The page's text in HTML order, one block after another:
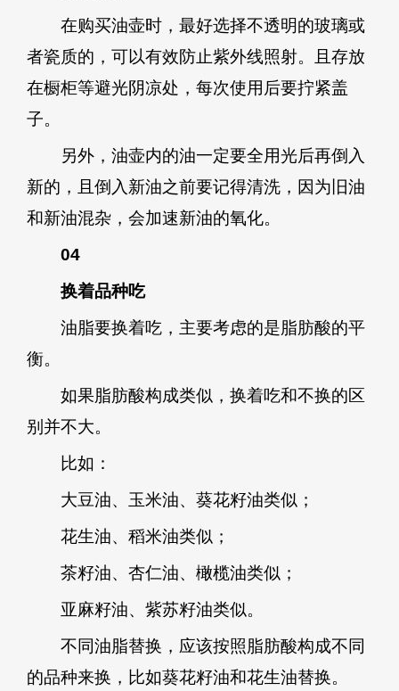
在购买油壶时，最好选择不透明的玻璃或
者瓷质的，可以有效防止紫外线照射。且存放
在橱柜等避光阴凉处，每次使用后要拧紧盖
子。
另外，油壶内的油一定要全用光后再倒入
新的，且倒入新油之前要记得清洗，因为旧油
和新油混杂，会加速新油的氧化。
04
换着品种吃
油脂要换着吃，主要考虑的是脂肪酸的平
衡。
如果脂肪酸构成类似，换着吃和不换的区
别并不大。
比如：
大豆油、玉米油、葵花籽油类似；
花生油、稻米油类似；
茶籽油、杏仁油、橄榄油类似；
亚麻籽油、紫苏籽油类似。
不同油脂替换，应该按照脂肪酸构成不同
的品种来换，比如葵花籽油和花生油替换。